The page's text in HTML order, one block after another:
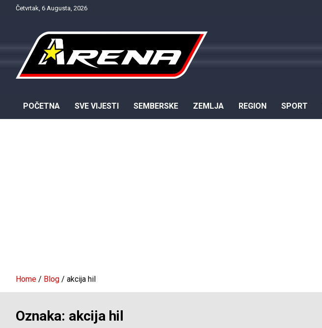
Četvrtak, 6 Augusta, 2026
POČETNA SVE VIJESTI SEMBERSKE ZEMLJA REGION SPORT
Home Blog akcija hil
Oznaka: akcija hil